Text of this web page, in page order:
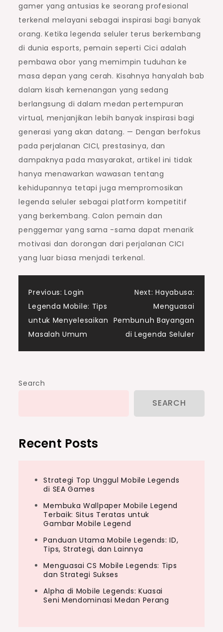
gamer yang antusias ke seorang profesional
terkenal melayani sebagai inspirasi bagi banyak
orang. Ketika legenda seluler terus berkembang
di dunia esports, pemain seperti Cici adalah
pembawa obor yang memimpin tuduhan ke
masa depan yang cerah. Kisahnya hanyalah bab
dalam kisah kemenangan yang sedang
berlangsung di dalam medan pertempuran
virtual, menjanjikan lebih banyak inspirasi bagi
generasi yang akan datang. — Dengan berfokus
pada perjalanan CICI, prestasinya, dan
dampaknya pada masyarakat, artikel ini tidak
hanya menawarkan wawasan tentang
kehidupannya tetapi juga mempromosikan
legenda seluler sebagai platform kompetitif
yang berkembang. Calon pemain dan
penggemar yang sama -sama dapat menarik
motivasi dan dorongan dari perjalanan CICI
yang luar biasa menjadi terkenal.
Post
navigation
Previous: Login
Legenda Mobile: Tips
untuk Menyelesaikan
Masalah Umum
Next: Hayabusa:
Menguasai
Pembunuh Bayangan
di Legenda Seluler
Search
SEARCH
Recent Posts
Strategi Top Unggul Mobile Legends
di SEA Games
Membuka Wallpaper Mobile Legend
Terbaik: Situs Teratas untuk
Gambar Mobile Legend
Panduan Utama Mobile Legends: ID,
Tips, Strategi, dan Lainnya
Menguasai CS Mobile Legends: Tips
dan Strategi Sukses
Alpha di Mobile Legends: Kuasai
Seni Mendominasi Medan Perang